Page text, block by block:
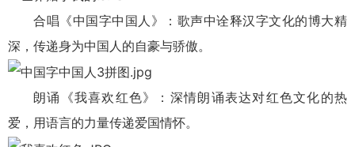
合唱《中国字中国人》：歌声中诠释汉字文化的博大精
深，传递身为中国人的自豪与骄傲。
朗诵《我喜欢红色》：深情朗诵表达对红色文化的热
爱，用语言的力量传递爱国情怀。